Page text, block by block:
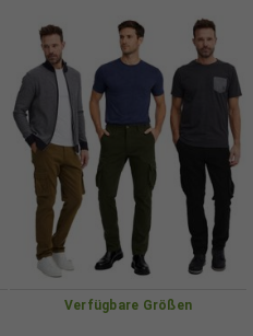
Verfügbare Größen